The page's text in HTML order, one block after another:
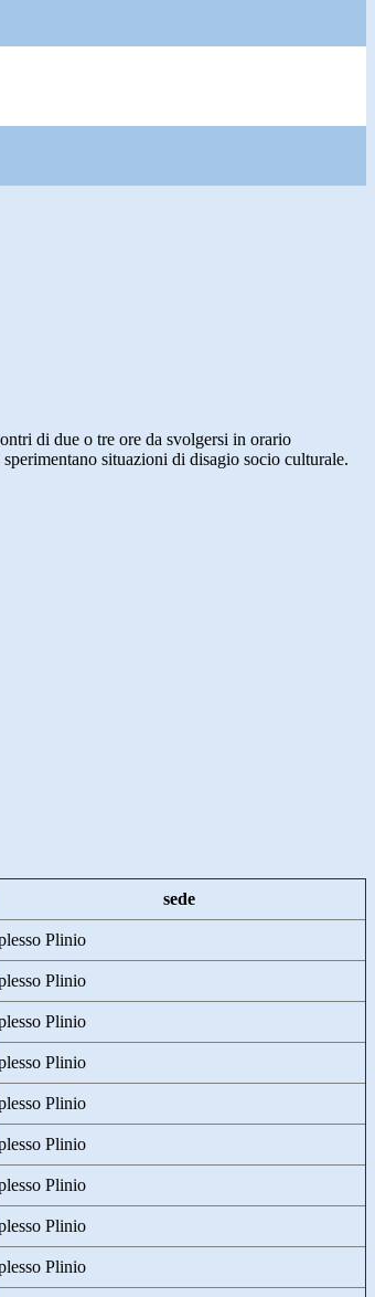
di due o tre ore da svolgersi in orario
situazioni di disagio socio culturale.
sede
Plinio
Plinio
Plinio
Plinio
Plinio
Plinio
Plinio
Plinio
Plinio